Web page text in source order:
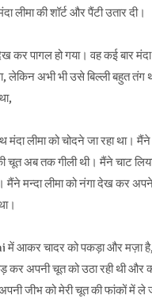
लीमा की शॉर्ट और पैंटी उतार दी।
कर पागल हो गया। वह कई बार
था, लेकिन अभी भी उसे बिल्ली बहुत
लीमा को चोदने जा रहा था।
चूत अब तक गीली थी। मैंने चाट
मन्दा लीमा को नंगा देख कर
में आकर चादर को पकड़ा और मज़ा है,
कर अपनी चूत को उठा रही थी और
जीभ को मेरी चूत की फांकों में ले